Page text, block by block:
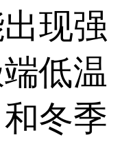
现强
低温
冬季